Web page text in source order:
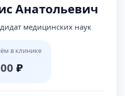
Анатольевич
медицинских наук
в клинике
₽